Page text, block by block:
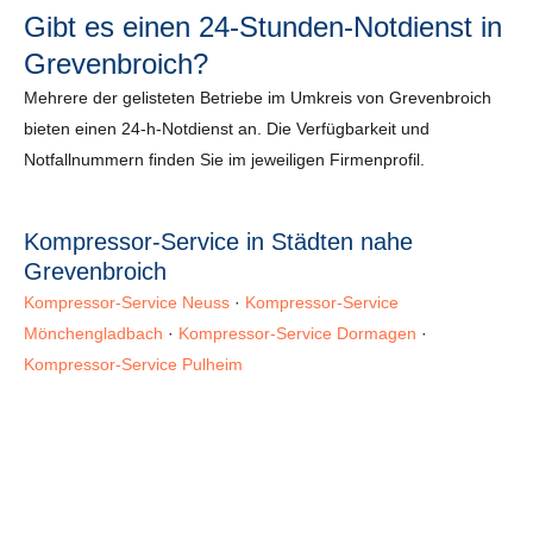
Gibt es einen 24-Stunden-Notdienst in
Grevenbroich?
Mehrere der gelisteten Betriebe im Umkreis von Grevenbroich
bieten einen 24-h-Notdienst an. Die Verfügbarkeit und
Notfallnummern finden Sie im jeweiligen Firmenprofil.
Kompressor-Service in Städten nahe
Grevenbroich
Kompressor-Service Neuss · Kompressor-Service
Mönchengladbach · Kompressor-Service Dormagen ·
Kompressor-Service Pulheim